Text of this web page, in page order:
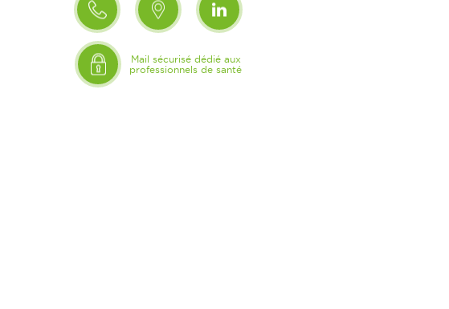
Mail sécurisé dédié aux
professionnels de santé